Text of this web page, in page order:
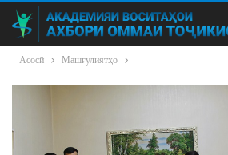
Асосӣ Машғулиятҳо